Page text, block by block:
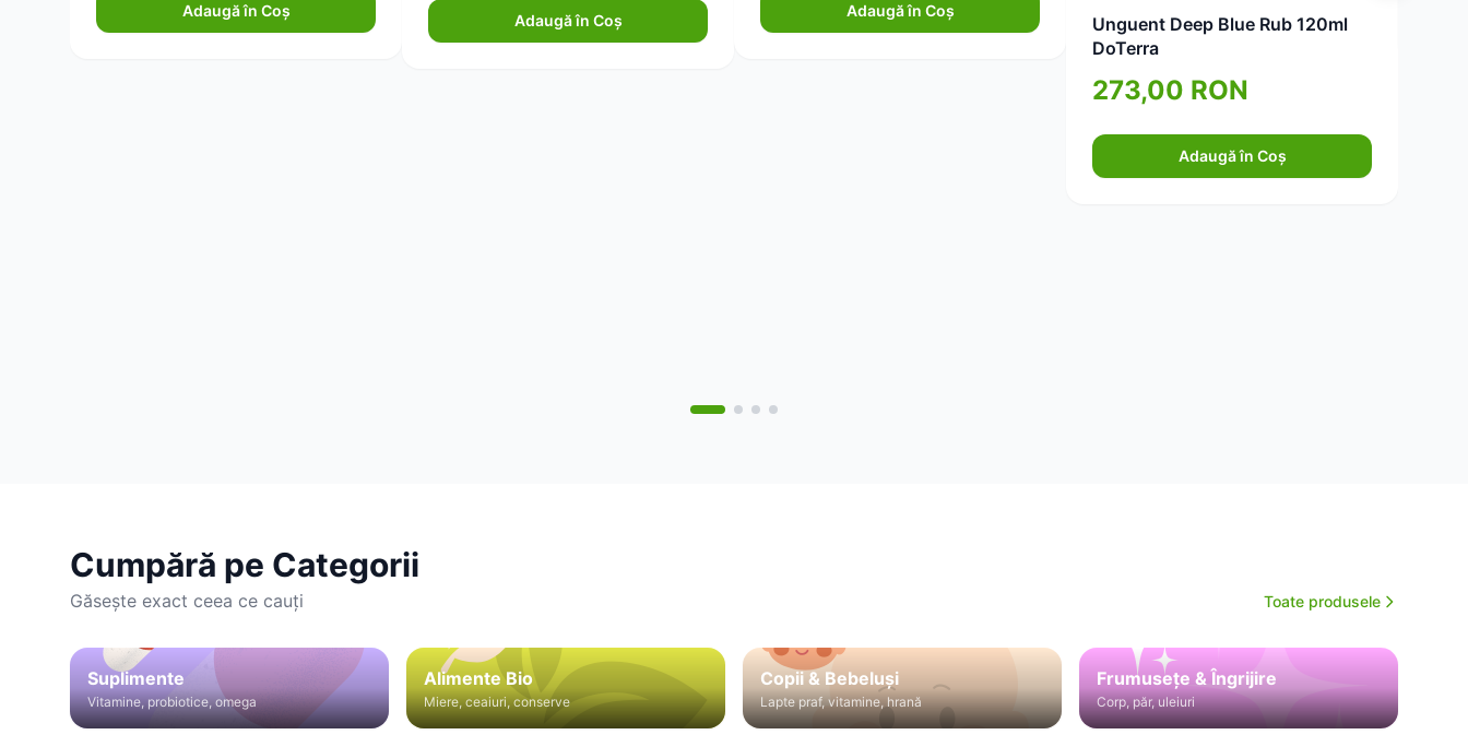
Adaugă în Coș
Adaugă în Coș
Adaugă în Coș
Unguent Deep Blue Rub 120ml
DoTerra
273,00 RON
Adaugă în Coș
Cumpără pe Categorii
Găsește exact ceea ce cauți Toate produsele
Suplimente
Vitamine, probiotice, omega
Alimente Bio
Miere, ceaiuri, conserve
Copii & Bebeluși
Lapte praf, vitamine, hrană
Frumusețe & Îngrijire
Corp, păr, uleiuri